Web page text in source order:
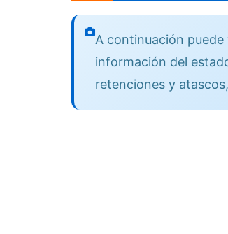
A continuación puede
información del
retenciones y